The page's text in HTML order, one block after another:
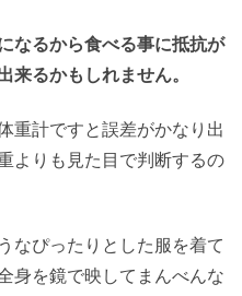
なるから食べる事に抵抗が
来るかもしれません。
重計ですと誤差がかなり出
よりも見た目で判断するの
なぴったりとした服を着て
身を鏡で映してまんべんな